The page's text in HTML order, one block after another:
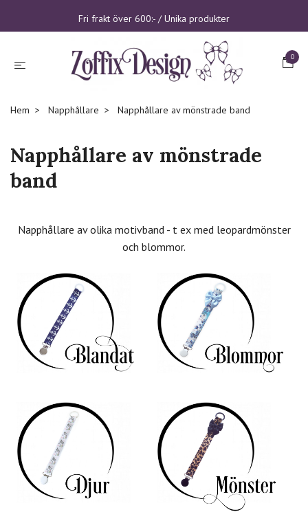
Fri frakt över 600:- / Unika produkter
0
Hem Napphållare Napphållare av mönstrade band
Napphållare av mönstrade
band
Napphållare av olika motivband - t ex med leopardmönster
och blommor.